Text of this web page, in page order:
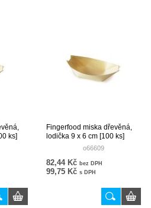
ks]
Fingerfood miska dřevěná,
lodička 9 x 6 cm [100 ks]
o66609
82,44 Kč bez DPH
99,75 Kč s DPH